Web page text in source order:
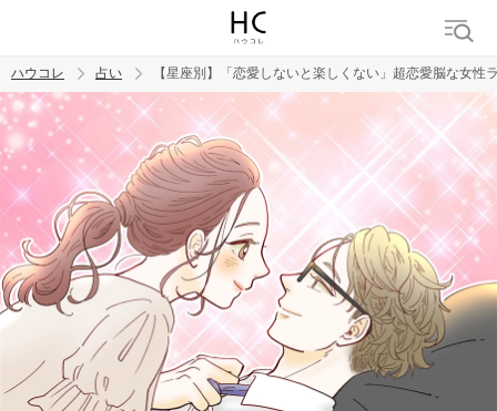
トレンド ワード
ハウコレ 占い 【星座別】「恋愛しないと楽しくない」超恋愛脳な女性